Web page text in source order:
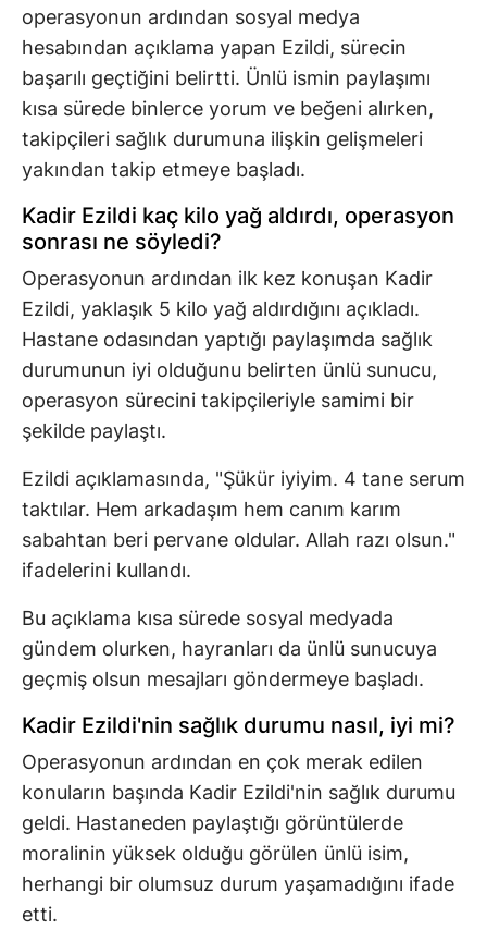
operasyonun ardından sosyal medya
hesabından açıklama yapan Ezildi, sürecin
başarılı geçtiğini belirtti. Ünlü ismin paylaşımı
kısa sürede binlerce yorum ve beğeni alırken,
takipçileri sağlık durumuna ilişkin gelişmeleri
yakından takip etmeye başladı.
Kadir Ezildi kaç kilo yağ aldırdı, operasyon
sonrası ne söyledi?
Operasyonun ardından ilk kez konuşan Kadir
Ezildi, yaklaşık 5 kilo yağ aldırdığını açıkladı.
Hastane odasından yaptığı paylaşımda sağlık
durumunun iyi olduğunu belirten ünlü sunucu,
operasyon sürecini takipçileriyle samimi bir
şekilde paylaştı.
Ezildi açıklamasında, "Şükür iyiyim. 4 tane serum
taktılar. Hem arkadaşım hem canım karım
sabahtan beri pervane oldular. Allah razı olsun."
ifadelerini kullandı.
Bu açıklama kısa sürede sosyal medyada
gündem olurken, hayranları da ünlü sunucuya
geçmiş olsun mesajları göndermeye başladı.
Kadir Ezildi'nin sağlık durumu nasıl, iyi mi?
Operasyonun ardından en çok merak edilen
konuların başında Kadir Ezildi'nin sağlık durumu
geldi. Hastaneden paylaştığı görüntülerde
moralinin yüksek olduğu görülen ünlü isim,
herhangi bir olumsuz durum yaşamadığını ifade
etti.